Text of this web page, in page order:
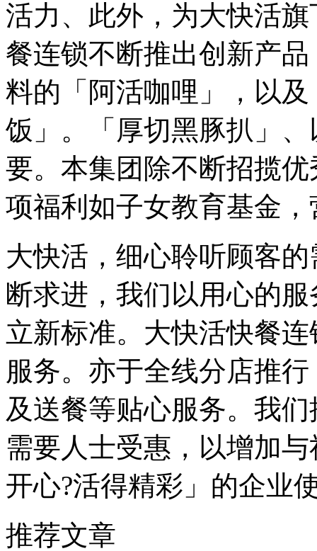
活力、此外，为大快活
餐连锁不断推出创新产
料的「阿活咖哩」，以
饭」。「厚切黑豚扒」
要。本集团除不断招揽
项福利如子女教育基金
大快活，细心聆听顾客
断求进，我们以用心的
立新标准。大快活快餐
服务。亦于全线分店推
及送餐等贴心服务。我
需要人士受惠，以增加
开心?活得精彩」的企业
推荐文章